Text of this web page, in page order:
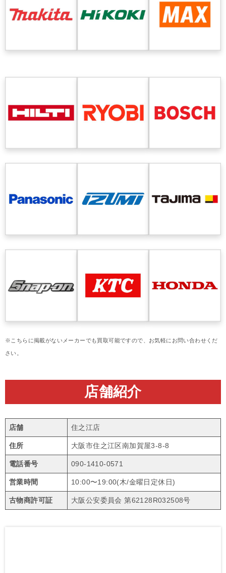
※こちらに掲載がないメーカーでも買取可能ですので、お気軽にお問い合わせくだ
さい。
店舗紹介
店舗 住之江店
住所 大阪市住之江区南加賀屋3-8-8
電話番号 090-1410-0571
営業時間 10:00〜19:00(木/金曜日定休日)
古物商許可証 大阪公安委員会 第62128R032508号